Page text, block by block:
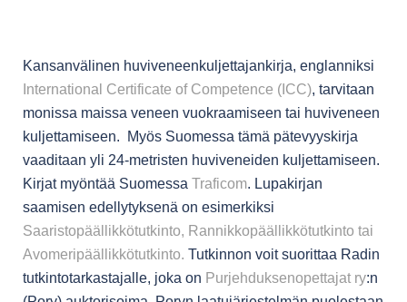
Kansanvälinen huviveneenkuljettajankirja, englanniksi
International Certificate of Competence (ICC), tarvitaan
monissa maissa veneen vuokraamiseen tai huviveneen
kuljettamiseen. Myös Suomessa tämä pätevyyskirja
vaaditaan yli 24-metristen huviveneiden kuljettamiseen.
Kirjat myöntää Suomessa Traficom. Lupakirjan
saamisen edellytyksenä on esimerkiksi
Saaristopäällikkötutkinto, Rannikkopäällikkötutkinto tai
Avomeripäällikkötutkinto. Tutkinnon voit suorittaa Radin
tutkintotarkastajalle, joka on Purjehduksenopettajat ry:n